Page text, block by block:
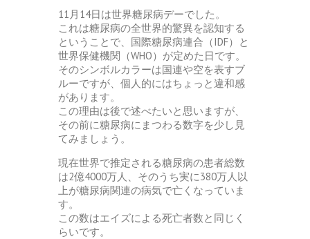
11月14日は世界糖尿病デーでした。
これは糖尿病の全世界的驚異を認知する
ということで、国際糖尿病連合（IDF）と
世界保健機関（WHO）が定めた日です。
そのシンボルカラーは国連や空を表すブ
ルーですが、個人的にはちょっと違和感
があります。
この理由は後で述べたいと思いますが、
その前に糖尿病にまつわる数字を少し見
てみましょう。
現在世界で推定される糖尿病の患者総数
は2億4000万人、そのうち実に380万人以
上が糖尿病関連の病気で亡くなっていま
す。
この数はエイズによる死亡者数と同じく
らいです。